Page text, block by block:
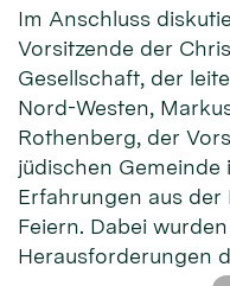
Im Anschluss
Vorsitzende der
Gesellschaft, der
Nord-Westen,
Rothenberg, der
jüdischen
Erfahrungen aus
Feiern. Dabei
Herausforderungen